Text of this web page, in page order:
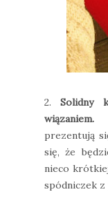
2.Solidny
wiązaniem.
prezentują
się, że
nieco
spódniczek z